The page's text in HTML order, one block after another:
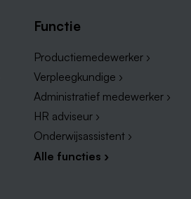
Functie
Productiemedewerker ›
Verpleegkundige ›
Administratief medewerker ›
HR adviseur ›
Onderwijsassistent ›
Alle functies ›